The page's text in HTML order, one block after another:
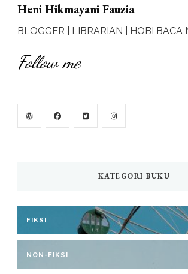
Heni Hikmayani Fauzia
BLOGGER | LIBRARIAN | HOBI BACA
Follow me
KATEGORI BUKU
FIKSI
NON-FIKSI